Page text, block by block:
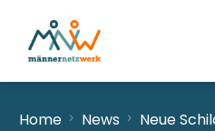
Home News Neue